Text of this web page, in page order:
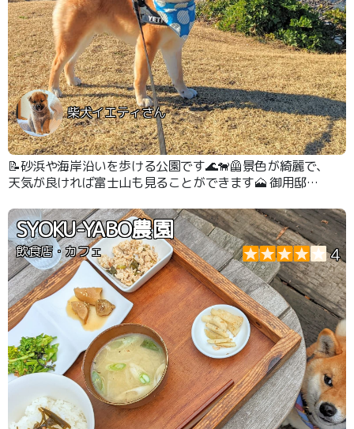
柴犬イエティさん
📝砂浜や海岸沿いを歩ける公園です🌊🐕‍🦺景色が綺麗で、
天気が良ければ富士山も見ることができます🗻 御用邸も
SYOKU-YABO農園
飲食店・カフェ 4